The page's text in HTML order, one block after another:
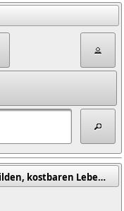
Sag mir, was hast du vor mit deinem wilden, kostbaren Leben (Oliver, Mary / Brôcan, Jürgen (Übers.))